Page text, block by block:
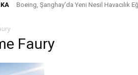
Boeing, Şanghay’da Yeni Nesil Havacılık
Faury